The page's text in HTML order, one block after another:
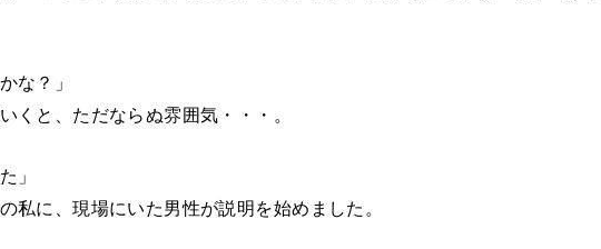
な？」
くと、ただならぬ雰囲気・・・。
」
私に、現場にいた男性が説明を始めました。